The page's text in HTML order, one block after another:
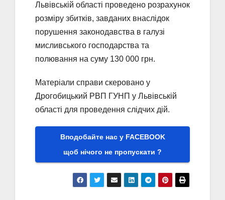
Львівській області проведено розрахунок
розміру збитків, завданих внаслідок
порушення законодавства в галузі
мисливського господарства та
полювання на суму 130 000 грн.
Матеріали справи скеровано у
Дрогобицький РВП ГУНП у Львівській
області для проведення слідчих дій.
Вподобайте нас у FACEBOOK
щоб нічого не пропускати ?